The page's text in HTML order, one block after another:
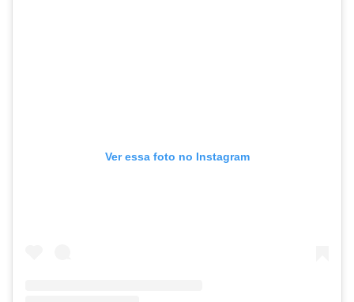
Ver essa foto no Instagram